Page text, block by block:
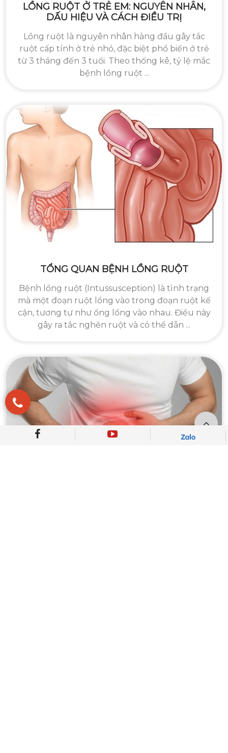
LỒNG RUỘT Ở TRẺ EM: NGUYÊN NHÂN,
DẤU HIỆU VÀ CÁCH ĐIỀU TRỊ
Lồng ruột là nguyên nhân hàng đầu gây tắc
ruột cấp tính ở trẻ nhỏ, đặc biệt phổ biến ở trẻ
từ 3 tháng đến 3 tuổi. Theo thống kê, tỷ lệ mắc
bệnh lồng ruột ...
TỔNG QUAN BỆNH LỒNG RUỘT
Bệnh lồng ruột (Intussusception) là tình trạng
mà một đoạn ruột lồng vào trong đoạn ruột kế
cận, tương tự như ống lồng vào nhau. Điều này
gây ra tắc nghẽn ruột và có thể dẫn ...